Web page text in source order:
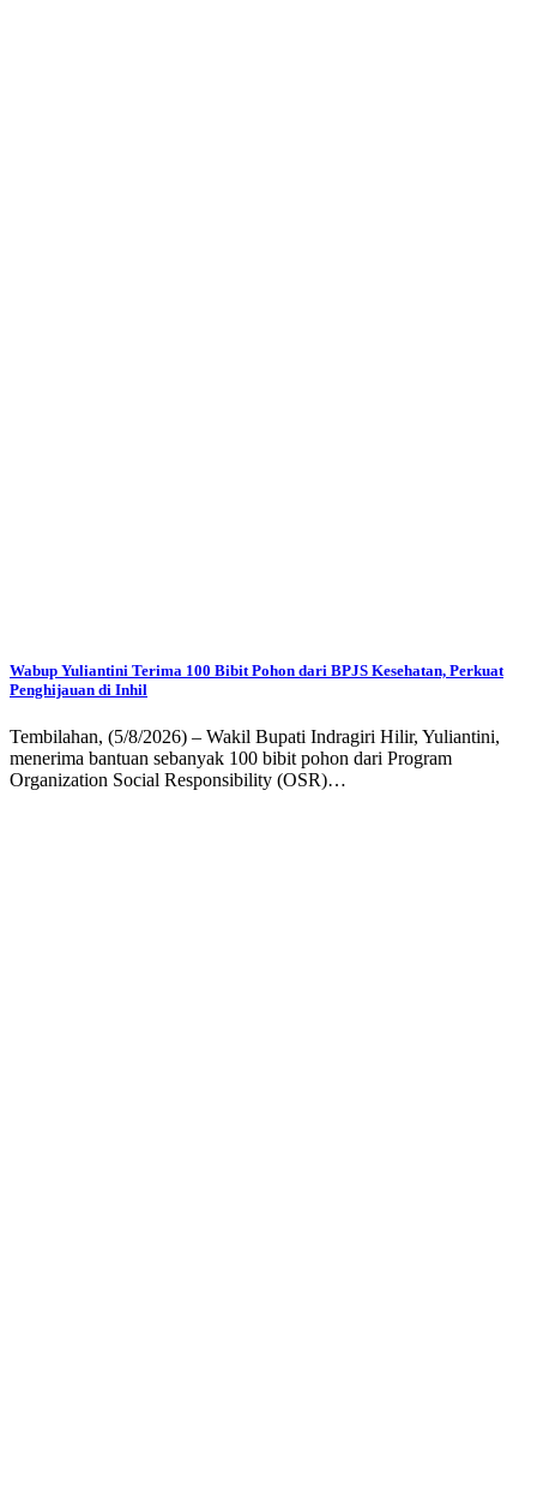
Wabup Yuliantini Terima 100 Bibit Pohon dari BPJS Kesehatan, Perkuat
Penghijauan di Inhil
Tembilahan, (5/8/2026) – Wakil Bupati Indragiri Hilir, Yuliantini,
menerima bantuan sebanyak 100 bibit pohon dari Program
Organization Social Responsibility (OSR)…